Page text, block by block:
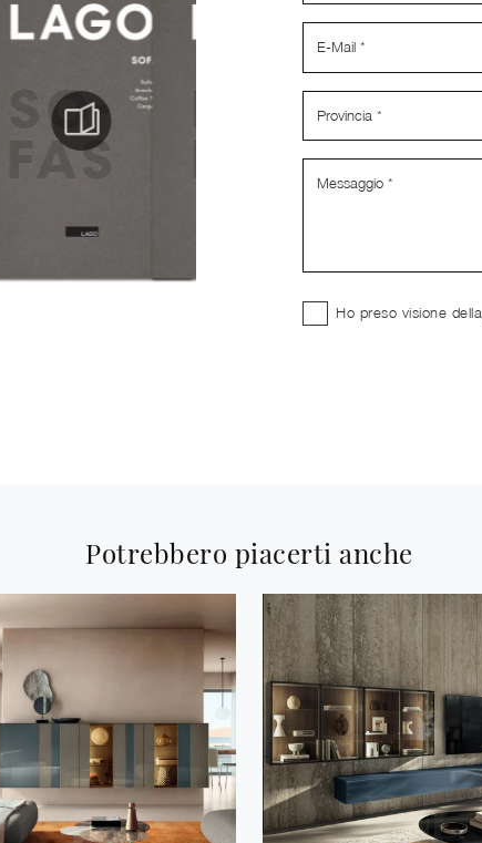
Ho preso visione della
Potrebbero piacerti anche